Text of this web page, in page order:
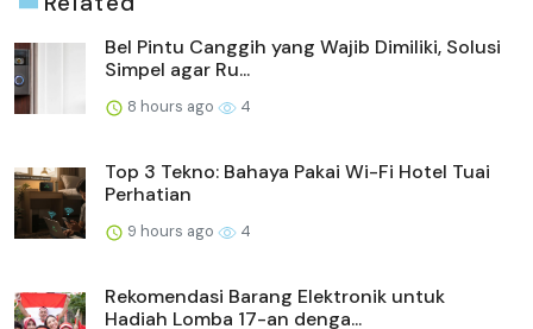
Bel Pintu Canggih yang Wajib Dimiliki, Solusi
Simpel agar Ru...
8 hours ago 4
Top 3 Tekno: Bahaya Pakai Wi-Fi Hotel Tuai
Perhatian
9 hours ago 4
Rekomendasi Barang Elektronik untuk
Hadiah Lomba 17-an denga...